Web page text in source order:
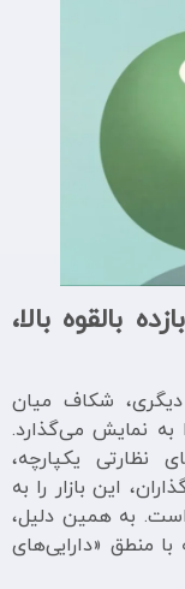
بالقوه بالا،
دیگری، شکاف میان
به نمایش می‌گذارد.
نظارتی یکپارچه،
این بازار را به
به همین دلیل،
با منطق «دارایی‌های